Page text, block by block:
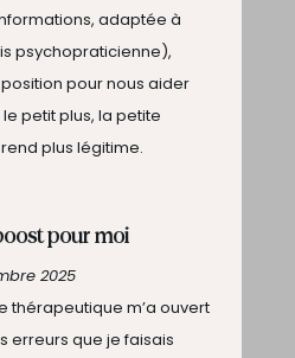
adaptée à
psychopraticienne),
pour nous aider
petit plus, la petite
plus légitime.
pour moi
2025
thérapeutique m’a ouvert
erreurs que je faisais